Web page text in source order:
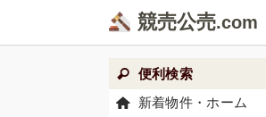
競売公売
便利検索
新着物件・ホーム